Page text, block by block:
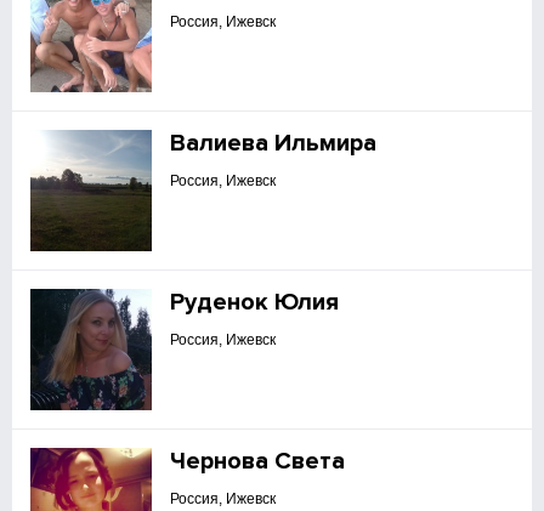
Россия, Ижевск
Валиева Ильмира
Россия, Ижевск
Руденок Юлия
Россия, Ижевск
Чернова Света
Россия, Ижевск